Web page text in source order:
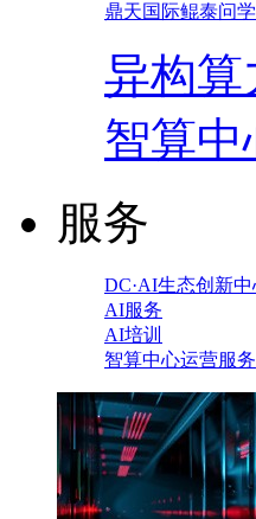
鼎天国际鲲泰问
异构算
智算中
服务
DC·AI生态创新
AI服务
AI培训
智算中心运营服务